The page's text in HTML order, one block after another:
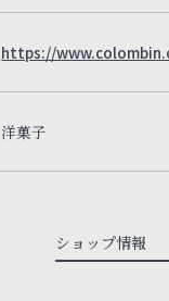
https://
洋菓子
ショップ情報